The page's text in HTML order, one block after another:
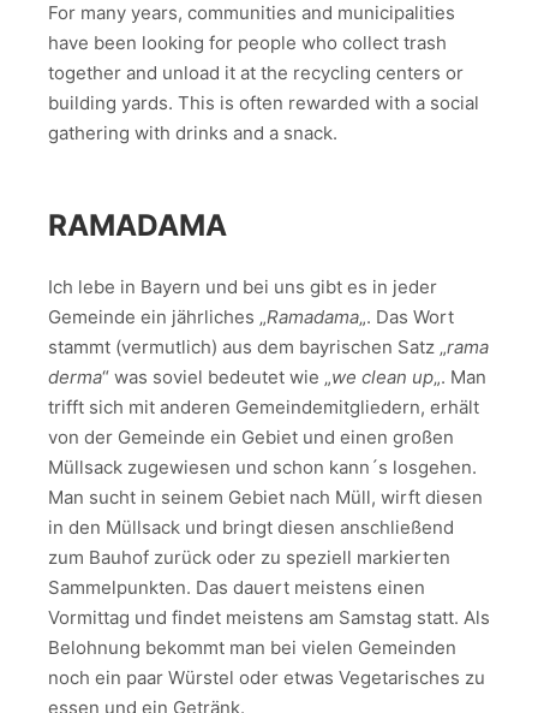
For many years, communities and municipalities
have been looking for people who collect trash
together and unload it at the recycling centers or
building yards. This is often rewarded with a social
gathering with drinks and a snack.
RAMADAMA
Ich lebe in Bayern und bei uns gibt es in jeder
Gemeinde ein jährliches „Ramadama„. Das Wort
stammt (vermutlich) aus dem bayrischen Satz „rama
derma“ was soviel bedeutet wie „we clean up„. Man
trifft sich mit anderen Gemeindemitgliedern, erhält
von der Gemeinde ein Gebiet und einen großen
Müllsack zugewiesen und schon kann´s losgehen.
Man sucht in seinem Gebiet nach Müll, wirft diesen
in den Müllsack und bringt diesen anschließend
zum Bauhof zurück oder zu speziell markierten
Sammelpunkten. Das dauert meistens einen
Vormittag und findet meistens am Samstag statt. Als
Belohnung bekommt man bei vielen Gemeinden
noch ein paar Würstel oder etwas Vegetarisches zu
essen und ein Getränk.